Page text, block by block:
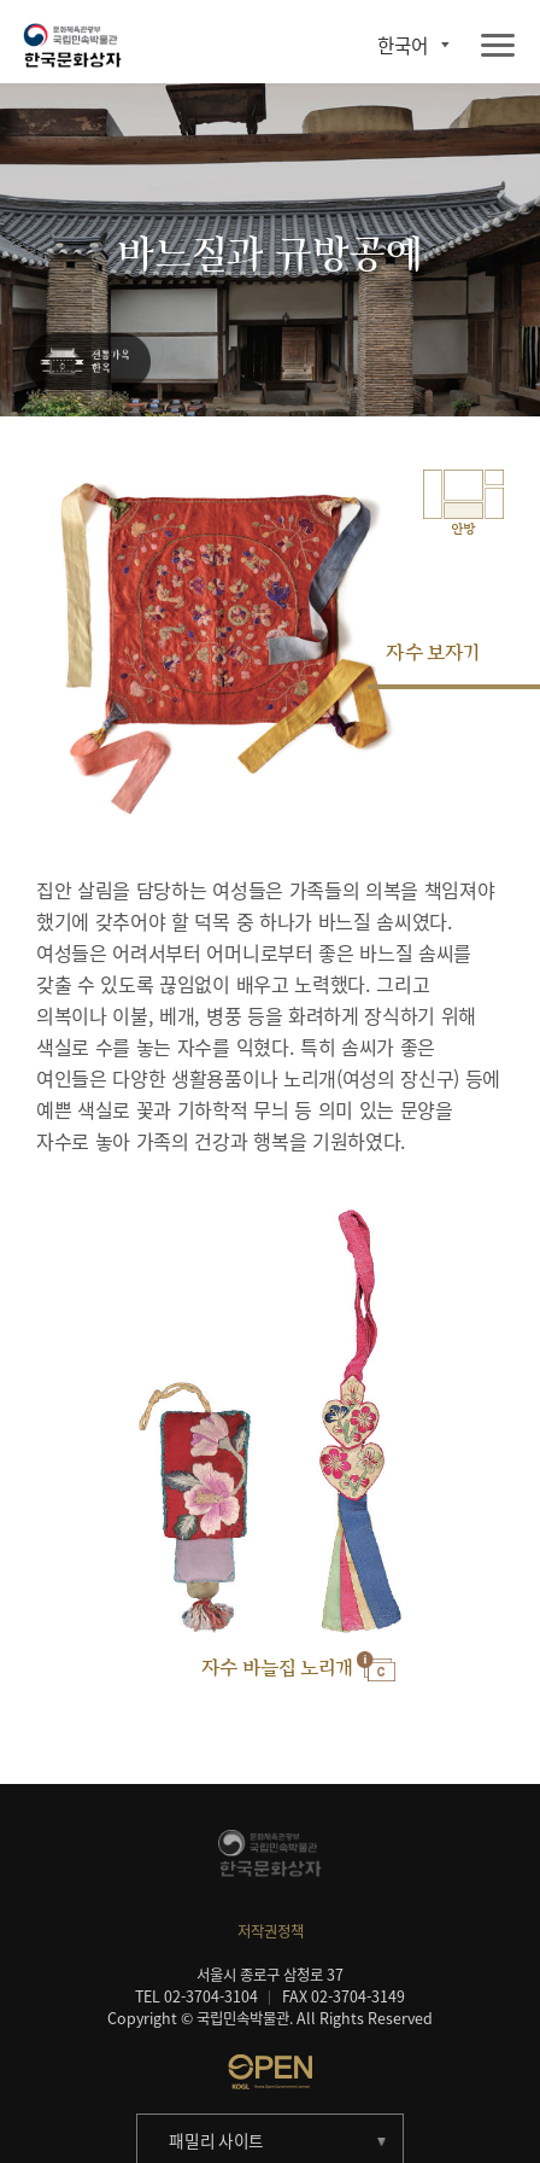
한국어
바느질과 규방공예
안방
자수 보자기
집안 살림을 담당하는 여성들은 가족들의 의복을 책임져야
했기에 갖추어야 할 덕목 중 하나가 바느질 솜씨였다.
여성들은 어려서부터 어머니로부터 좋은 바느질 솜씨를
갖출 수 있도록 끊임없이 배우고 노력했다. 그리고
의복이나 이불, 베개, 병풍 등을 화려하게 장식하기 위해
색실로 수를 놓는 자수를 익혔다. 특히 솜씨가 좋은
여인들은 다양한 생활용품이나 노리개(여성의 장신구) 등에
예쁜 색실로 꽃과 기하학적 무늬 등 의미 있는 문양을
자수로 놓아 가족의 건강과 행복을 기원하였다.
자수 바늘집 노리개
저작권정책
서울시 종로구 삼청로 37
TEL 02-3704-3104
FAX 02-3704-3149
Copyright © 국립민속박물관. All Rights Reserved
패밀리 사이트